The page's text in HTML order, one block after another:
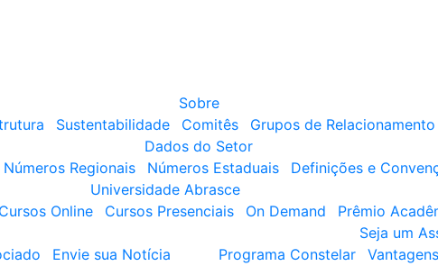
Sobre
Sustentabilidade Comitês Grupos de Relacionamento
Dados do Setor
Números Regionais Números Estaduais Definições e
Universidade Abrasce
Cursos Online Cursos Presenciais On Demand Prêmio
Envie sua Notícia
Seja um
Programa Constelar
Vantagens